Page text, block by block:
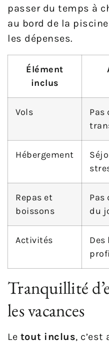
passer du temps à
au bord de la
les dépenses.
Élément
inclus
Vols
Pas
Hébergement
Repas et
boissons
Pas
du
Activités
Tranquillité
les vacances
Le tout inclus,